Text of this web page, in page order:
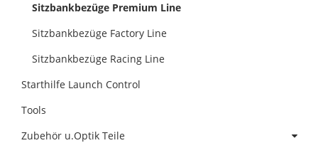
Sitzbankbezüge Premium Line
Sitzbankbezüge Factory Line
Sitzbankbezüge Racing Line
Starthilfe Launch Control
Tools
Zubehör u.Optik Teile